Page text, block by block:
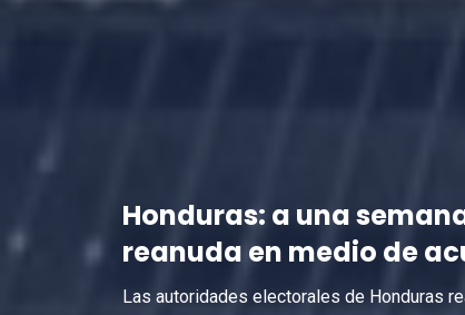
Honduras: a una
reanuda en medio de
Las autoridades electorales de Honduras